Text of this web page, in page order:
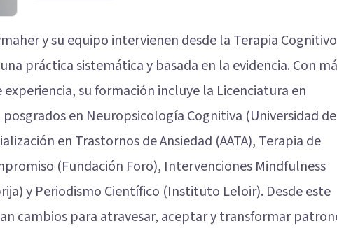
y su equipo intervienen desde la Terapia
práctica sistemática y basada en la evidencia. Con
experiencia, su formación incluye la Licenciatura en
posgrados en Neuropsicología Cognitiva (Universidad de
en Trastornos de Ansiedad (AATA), Terapia de
(Fundación Foro), Intervenciones Mindfulness
y Periodismo Científico (Instituto Leloir). Desde este
cambios para atravesar, aceptar y transformar